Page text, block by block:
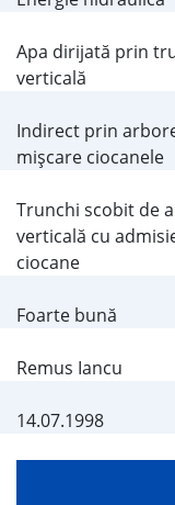
Apa dirijată prin
verticală
Indirect prin
mişcare ciocanele
Trunchi scobit de
verticală cu
ciocane
Foarte bună
Remus Iancu
14.07.1998